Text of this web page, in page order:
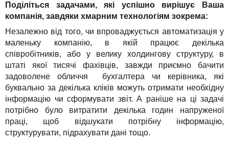
Поділіться задачами, які успішно вирішує Ваша
компанія, завдяки хмарним технологіям зокрема:
Незалежно від того, чи впроваджується автоматизація у
маленьку компанію, в якій працює декілька
співробітників, або у велику холдингову структуру, в
штаті якої тисячі фахівців, завжди приємно бачити
задоволене обличчя бухгалтера чи керівника, які
буквально за декілька кліків можуть отримати необхідну
інформацію чи сформувати звіт. А раніше на ці задачі
потрібно було витратити декілька годин напруженої
праці, щоб відшукати потрібну інформацію,
структурувати, підрахувати дані тощо.